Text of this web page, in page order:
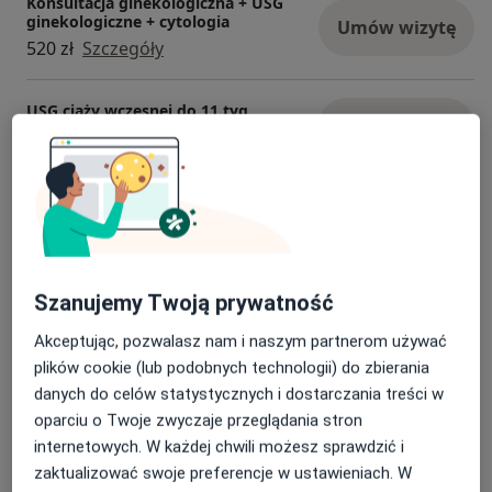
zagadnienia patologii szyjki macicy, ciąże powikłane
cukrzycą i nadciśnieniem tętniczym, diagnostyka
hypotrofii w ciąży.
ginekologiczne + cytologia
520 zł Szczegóły
Umów wizytę
USG ciąży wczesnej do 11 tyg.
250 zł Szczegóły
USG ginekologiczne przez powłoki
brzuszne
240 zł Szczegóły
Konsultacja położnicza + cytologia
320 zł Szczegóły
Konsultacja położnicza (pierwsza
wizyta)
250 zł Szczegóły
Umów wizytę
Szanujemy Twoją prywatność
Akceptując, pozwalasz nam i naszym partnerom używać
plików cookie (lub podobnych technologii) do zbierania
danych do celów statystycznych i dostarczania treści w
oparciu o Twoje zwyczaje przeglądania stron
internetowych. W każdej chwili możesz sprawdzić i
zaktualizować swoje preferencje w ustawieniach. W